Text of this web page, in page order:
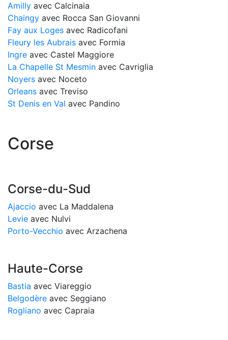
Amilly avec Calcinaia
Chaingy avec Rocca San Giovanni
Fay aux Loges avec Radicofani
Fleury les Aubrais avec Formia
Ingre avec Castel Maggiore
La Chapelle St Mesmin avec Cavriglia
Noyers avec Noceto
Orleans avec Treviso
St Denis en Val avec Pandino
Corse
Corse-du-Sud
Ajaccio avec La Maddalena
Levie avec Nulvi
Porto-Vecchio avec Arzachena
Haute-Corse
Bastia avec Viareggio
Belgodère avec Seggiano
Rogliano avec Capraia